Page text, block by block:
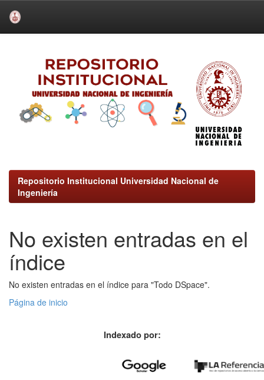
Repositorio Institucional Universidad Nacional de
Ingeniería
No existen entradas en el
índice
No existen entradas en el índice para "Todo DSpace".
Página de inicio
Indexado por: